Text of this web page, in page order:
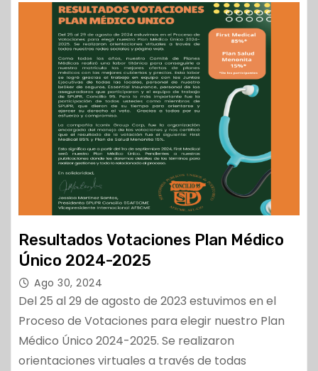
Resultados Votaciones Plan Médico
Único 2024-2025
Ago 30, 2024
Del 25 al 29 de agosto de 2023 estuvimos en el
Proceso de Votaciones para elegir nuestro Plan
Médico Único 2024-2025. Se realizaron
orientaciones virtuales a través de todas